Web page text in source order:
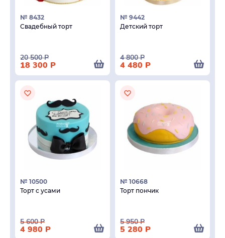
№ 8432
Свадебный торт
20 500Р
18 300 Р
№ 9442
Детский торт
4 800Р
4 480 Р
№ 10500
Торт с усами
5 600Р
4 980 Р
№ 10668
Торт пончик
5 950Р
5 280 Р